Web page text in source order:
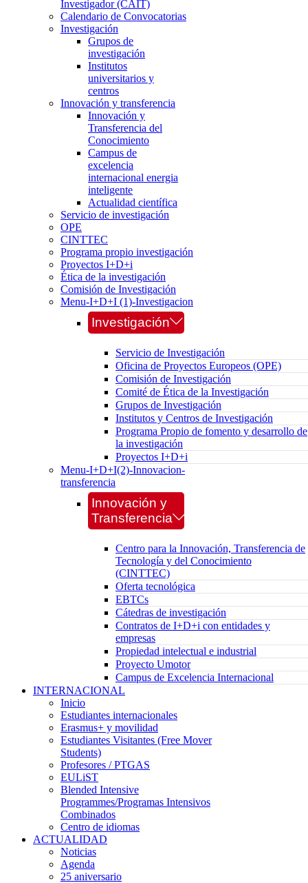
Investigador (CAIT)
Calendario de Convocatorias
Investigación
Grupos de
investigación
Institutos
universitarios y
centros
Innovación y transferencia
Innovación y
Transferencia del
Conocimiento
Campus de
excelencia
internacional energia
inteligente
Actualidad científica
Servicio de investigación
OPE
CINTTEC
Programa propio investigación
Proyectos I+D+i
Ética de la investigación
Comisión de Investigación
Menu-I+D+I (1)-Investigacion
Investigación
Servicio de Investigación
Oficina de Proyectos Europeos (OPE)
Comisión de Investigación
Comité de Ética de la Investigación
Grupos de Investigación
Institutos y Centros de Investigación
Programa Propio de fomento y desarrollo de
la investigación
Proyectos I+D+i
Menu-I+D+I(2)-Innovacion-
transferencia
Innovación y
Transferencia
Centro para la Innovación, Transferencia de
Tecnología y del Conocimiento
(CINTTEC)
Oferta tecnológica
EBTCs
Cátedras de investigación
Contratos de I+D+i con entidades y
empresas
Propiedad intelectual e industrial
Proyecto Umotor
Campus de Excelencia Internacional
INTERNACIONAL
Inicio
Estudiantes internacionales
Erasmus+ y movilidad
Estudiantes Visitantes (Free Mover
Students)
Profesores / PTGAS
EULiST
Blended Intensive
Programmes/Programas Intensivos
Combinados
Centro de idiomas
ACTUALIDAD
Noticias
Agenda
25 aniversario